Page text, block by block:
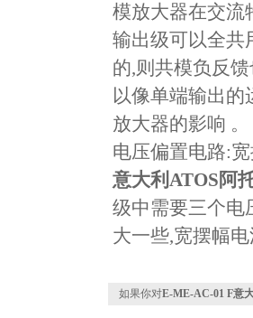
模放大器在交流
输出级可以全共
的,则共模负反
以像单端输出
放大器的影响 。
电压偏置电路:
意大利ATOS阿
级中需要三个
大一些,宽摆幅
如果你对E-ME-AC-01 F意